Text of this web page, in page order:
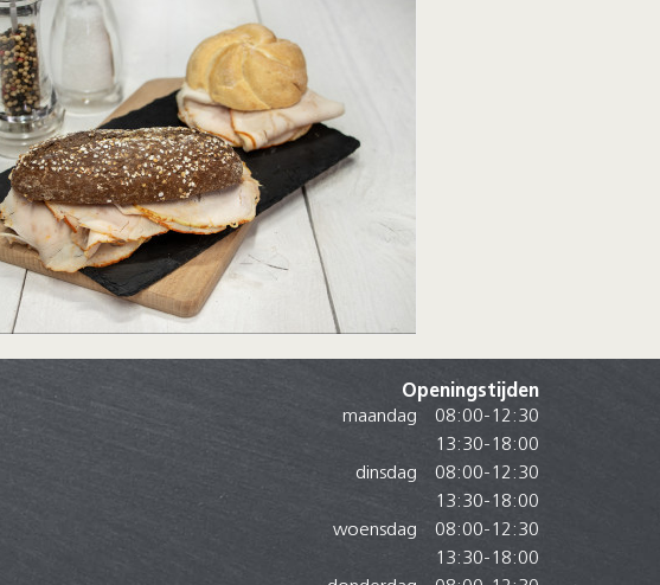
Openingstijden
maandag
08:00-12:30
13:30-18:00
dinsdag
08:00-12:30
13:30-18:00
woensdag
08:00-12:30
13:30-18:00